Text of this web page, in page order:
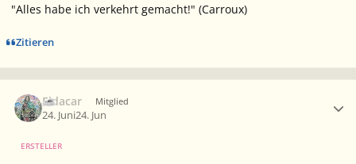
"Alles habe ich verkehrt gemacht!" (Carroux)
Zitieren
Eldacar Mitglied
24. Juni24. Jun
ERSTELLER